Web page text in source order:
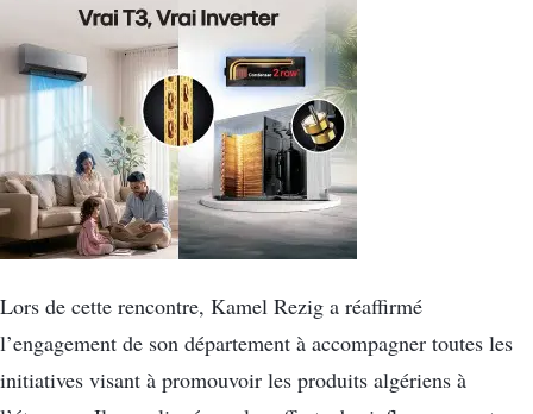
Lors de cette rencontre, Kamel Rezig a réaffirmé
l’engagement de son département à accompagner toutes les
initiatives visant à promouvoir les produits algériens à